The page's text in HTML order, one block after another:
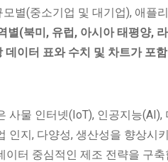
별(중소기업 및 대기업), 애플
별(북미, 유럽, 아시아 태평양,
데이터 표와 수치 및 차트가 포
사물 인터넷(IoT), 인공지능
인지, 다양성, 생산성을 향상시
이터 중심적인 제조 전략을 구